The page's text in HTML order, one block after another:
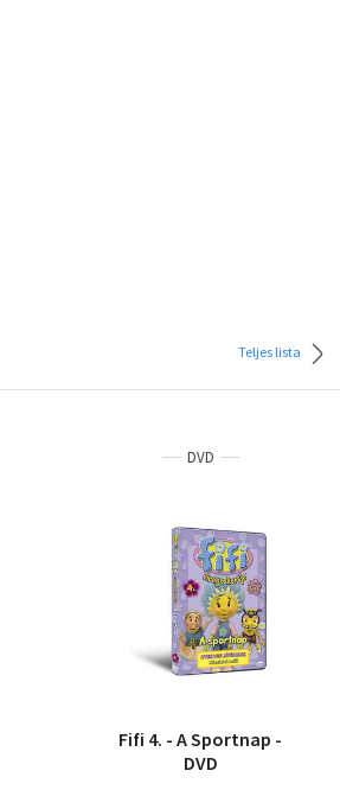
Teljes lista
DVD
Fifi 4. - A Sportnap -
DVD